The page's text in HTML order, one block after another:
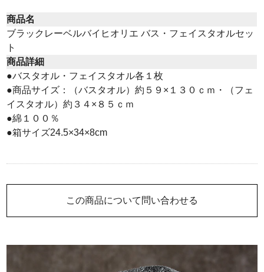
この商品について問い合わせる
商品名
ブラックレーベルバイヒオリエ バス・フェイスタオルセッ
ト
商品詳細
●バスタオル・フェイスタオル各１枚
●商品サイズ：（バスタオル）約５９×１３０ｃｍ・（フェ
イスタオル）約３４×８５ｃｍ
●綿１００％
●箱サイズ24.5×34×8cm